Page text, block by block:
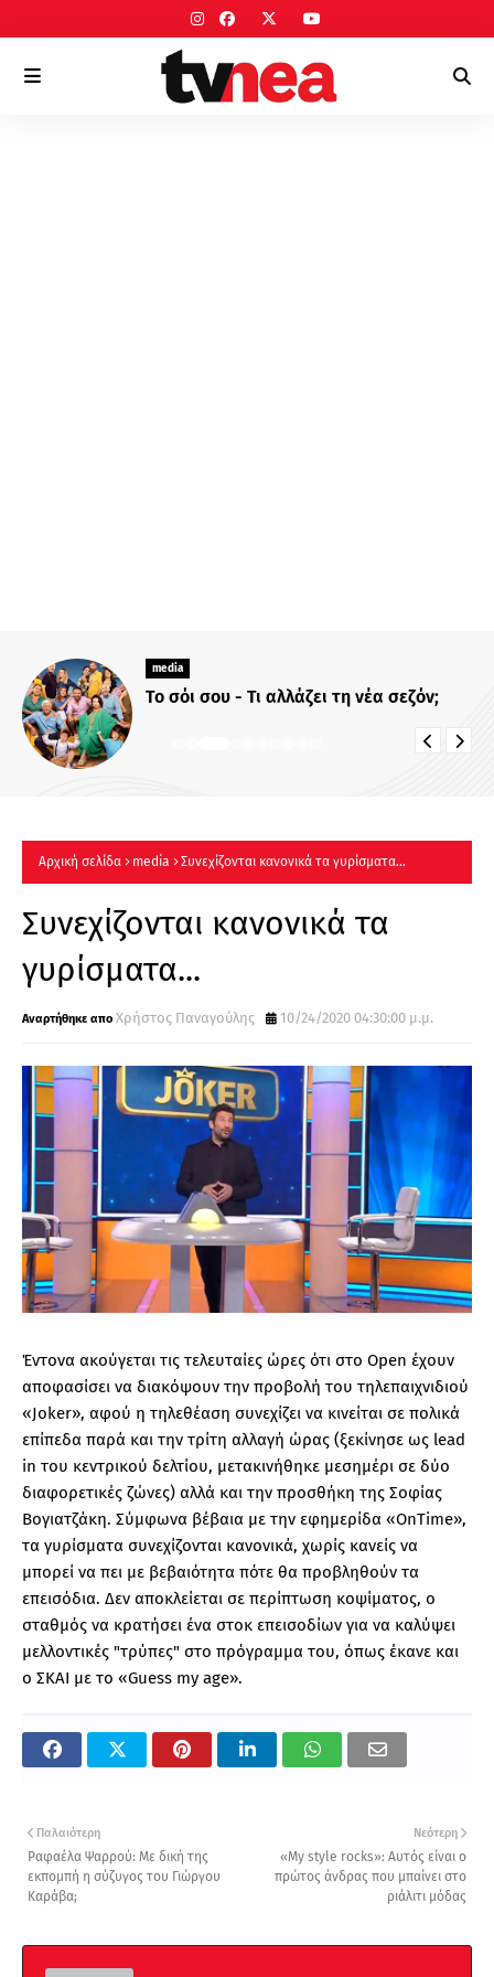
media
Το σόι σου - Τι αλλάζει τη νέα σεζόν;
Αρχική σελίδα media Συνεχίζονται κανονικά τα γυρίσματα...
Συνεχίζονται κανονικά τα
γυρίσματα...
Χρήστος Παναγούλης 10/24/2020 04:30:00 μ.μ.
Έντονα ακούγεται τις τελευταίες ώρες ότι στο Open έχουν
αποφασίσει να διακόψουν την προβολή του τηλεπαιχνιδιού
«Joker», αφού η τηλεθέαση συνεχίζει να κινείται σε πολικά
επίπεδα παρά και την τρίτη αλλαγή ώρας (ξεκίνησε ως lead
in του κεντρικού δελτίου, μετακινήθηκε μεσημέρι σε δύο
διαφορετικές ζώνες) αλλά και την προσθήκη της Σοφίας
Βογιατζάκη. Σύμφωνα βέβαια με την εφημερίδα «OnTime»,
τα γυρίσματα συνεχίζονται κανονικά, χωρίς κανείς να
μπορεί να πει με βεβαιότητα πότε θα προβληθούν τα
επεισόδια. Δεν αποκλείεται σε περίπτωση κοψίματος, ο
σταθμός να κρατήσει ένα στοκ επεισοδίων για να καλύψει
μελλοντικές "τρύπες" στο πρόγραμμα του, όπως έκανε και
ο ΣΚΑΙ με το «Guess my age».
Νεότερη
«My style rocks»: Αυτός είναι ο
πρώτος άνδρας που μπαίνει στο
ριάλιτι μόδας
Παλαιότερη
Ραφαέλα Ψαρρού: Με δική της
εκπομπή η σύζυγος του Γιώργου
Καράβα;